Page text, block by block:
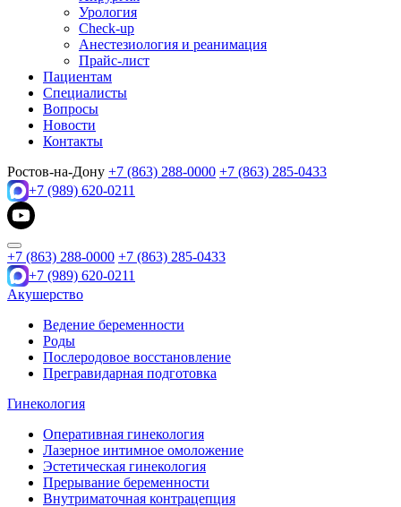
Урология
Check-up
Анестезиология и реанимация
Прайс-лист
Пациентам
Специалисты
Вопросы
Новости
Контакты
Ростов-на-Дону +7 (863) 288-0000 +7 (863) 285-0433
+7 (989) 620-0211
+7 (863) 288-0000 +7 (863) 285-0433
+7 (989) 620-0211
Акушерство
Ведение беременности
Роды
Послеродовое восстановление
Прегравидарная подготовка
Гинекология
Оперативная гинекология
Лазерное интимное омоложение
Эстетическая гинекология
Прерывание беременности
Внутриматочная контрацепция